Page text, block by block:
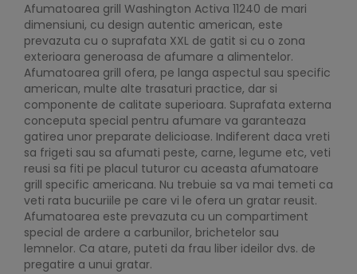
Afumatoarea grill Washington Activa 11240 de mari
dimensiuni, cu design autentic american, este
prevazuta cu o suprafata XXL de gatit si cu o zona
exterioara generoasa de afumare a alimentelor.
Afumatoarea grill ofera, pe langa aspectul sau specific
american, multe alte trasaturi practice, dar si
componente de calitate superioara. Suprafata externa
conceputa special pentru afumare va garanteaza
gatirea unor preparate delicioase. Indiferent daca vreti
sa frigeti sau sa afumati peste, carne, legume etc, veti
reusi sa fiti pe placul tuturor cu aceasta afumatoare
grill specific americana. Nu trebuie sa va mai temeti ca
veti rata bucuriile pe care vi le ofera un gratar reusit.
Afumatoarea este prevazuta cu un compartiment
special de ardere a carbunilor, brichetelor sau
lemnelor. Ca atare, puteti da frau liber ideilor dvs. de
pregatire a unui gratar.